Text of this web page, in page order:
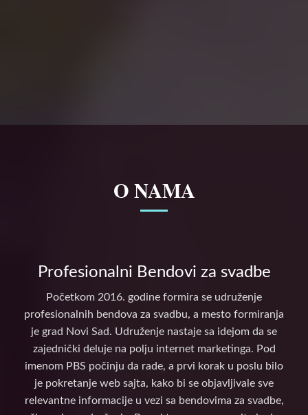
O NAMA
Profesionalni Bendovi za svadbe
Početkom 2016. godine formira se udruženje
profesionalnih bendova za svadbu, a mesto formiranja
je grad Novi Sad. Udruženje nastaje sa idejom da se
zajednički deluje na polju internet marketinga. Pod
imenom PBS počinju da rade, a prvi korak u poslu bilo
je pokretanje web sajta, kako bi se objavljivale sve
relevantne informacije u vezi sa bendovima za svadbe,